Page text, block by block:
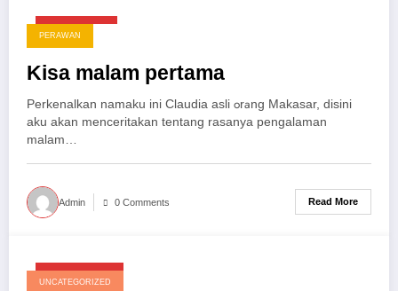
April 27, 2025
PERAWAN
Kisa malam pertama
Perkenalkan namaku ini Claudia asli оrаng Makasar, disini
aku akan menceritakan tentang rasanya pengalaman
malam…
Admin 0 Comments Read More
Maret 29, 2025
UNCATEGORIZED